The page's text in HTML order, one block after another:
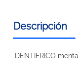
Descripción
DENTIFRICO